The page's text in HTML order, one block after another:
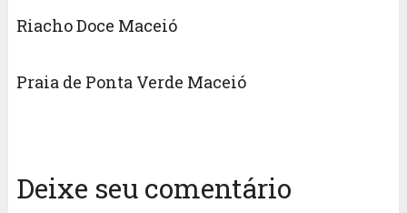
Riacho Doce Maceió
Praia de Ponta Verde Maceió
Deixe seu comentário